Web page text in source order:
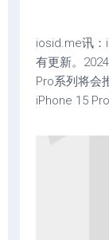
iosid.me讯：
有更新。
Pro系列将会
iPhone 15